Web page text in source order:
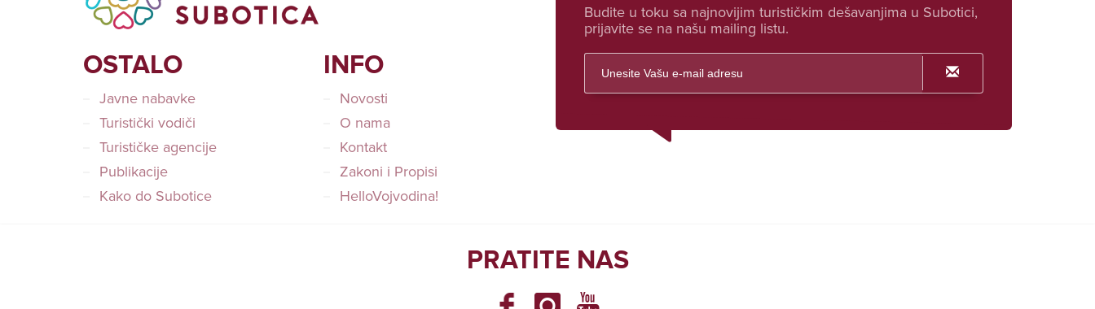
OSTALO
Javne nabavke
Turistički vodiči
Turističke agencije
Publikacije
Kako do Subotice
INFO
Novosti
O nama
Kontakt
Zakoni i Propisi
HelloVojvodina!
Budite u toku sa najnovijim turističkim dešavanjima u Subotici,
prijavite se na našu mailing listu.
PRATITE NAS